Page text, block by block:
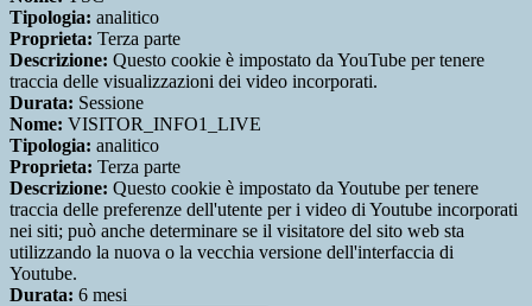
Tipologia: analitico
Proprieta: Terza parte
Descrizione: Questo cookie è impostato da YouTube per tenere
traccia delle visualizzazioni dei video incorporati.
Durata: Sessione
Nome: VISITOR_INFO1_LIVE
Tipologia: analitico
Proprieta: Terza parte
Descrizione: Questo cookie è impostato da Youtube per tenere
traccia delle preferenze dell'utente per i video di Youtube incorporati
nei siti; può anche determinare se il visitatore del sito web sta
utilizzando la nuova o la vecchia versione dell'interfaccia di
Youtube.
Durata: 6 mesi